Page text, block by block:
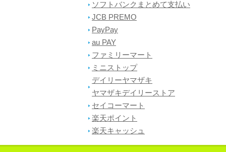
ソフトバンクまとめて支払い
JCB PREMO
PayPay
au PAY
ファミリーマート
ミニストップ
デイリーヤマザキ
ヤマザキデイリーストア
セイコーマート
楽天ポイント
楽天キャッシュ